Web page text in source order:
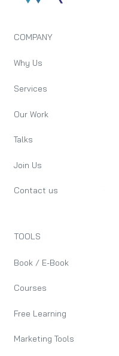
COMPANY
Why Us
Services
Our Work
Talks
Join Us
Contact us
TOOLS
Book / E-Book
Courses
Free Learning
Marketing Tools